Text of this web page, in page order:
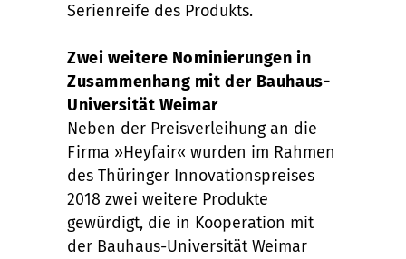
Serienreife des Produkts.
Zwei weitere Nominierungen in
Zusammenhang mit der Bauhaus-
Universität Weimar
Neben der Preisverleihung an die
Firma »Heyfair« wurden im Rahmen
des Thüringer Innovationspreises
2018 zwei weitere Produkte
gewürdigt, die in Kooperation mit
der Bauhaus-Universität Weimar